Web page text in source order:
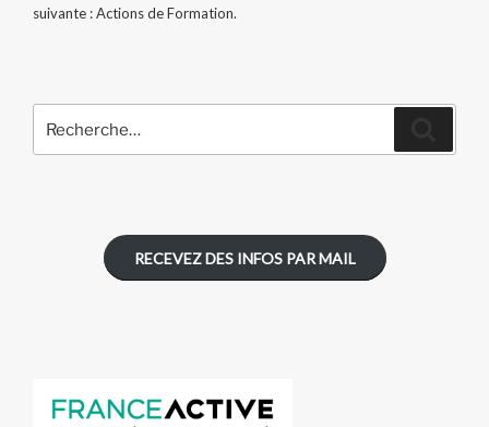
suivante : Actions de Formation.
pour
RECEVEZ DES INFOS PAR MAIL